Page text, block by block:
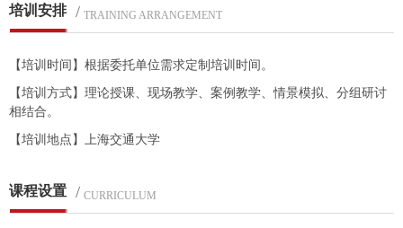
培训安排 / TRAINING ARRANGEMENT
【培训时间】根据委托单位需求定制培训时间。
【培训方式】理论授课、现场教学、案例教学、情景模拟、分组研讨
相结合。
【培训地点】上海交通大学
课程设置 / CURRICULUM